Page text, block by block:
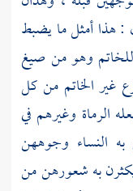
: هذا أمثل ما يضبط
وهو من صيغ
الخاتم من كل
الرماة وغيرهم في
النساء وجوههن
به شعورهن من